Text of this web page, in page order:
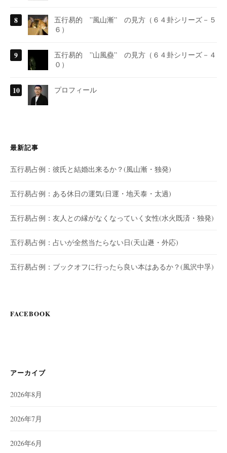
五行易的 ”風山漸” の見方（６４卦シリーズ－５
６）
五行易的 ”山風蠱” の見方（６４卦シリーズ－４
０）
プロフィール
最新記事
五行易占例：彼氏と結婚出来るか？(風山漸・独発)
五行易占例：ある休日の運気(日運・地天泰・太過)
五行易占例：友人との縁がなくなっていく女性(水火既済・独発)
五行易占例：占いが全然当たらない日(天山遯・外応)
五行易占例：ブックオフに行ったら良い本はあるか？(風沢中孚)
FACEBOOK
アーカイブ
2026年8月
2026年7月
2026年6月